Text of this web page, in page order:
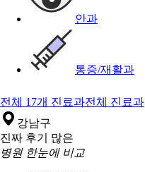
안과
통증/재활과
전체 17개 진료과전체 진료과
강남구
진짜 후기 많은
병원 한눈에 비교